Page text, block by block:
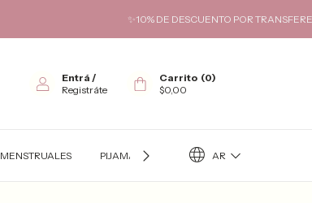
✨10% DE DESCUENTO POR TRANSFERENCIA✨
Entrá /
Registráte
Carrito (0)
$0,00
MENSTRUALES PIJAMAS TÉRMICOAR